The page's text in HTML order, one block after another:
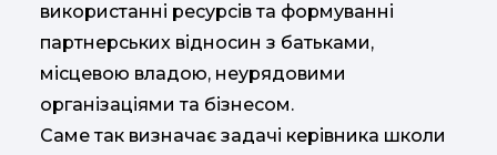
використанні ресурсів та формуванні
партнерських відносин з батьками,
місцевою владою, неурядовими
організаціями та бізнесом.
Саме так визначає задачі керівника школи